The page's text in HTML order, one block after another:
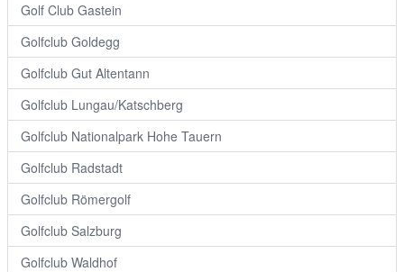
Golf Club Gastein
Golfclub Goldegg
Golfclub Gut Altentann
Golfclub Lungau/Katschberg
Golfclub Nationalpark Hohe Tauern
Golfclub Radstadt
Golfclub Römergolf
Golfclub Salzburg
Golfclub Waldhof